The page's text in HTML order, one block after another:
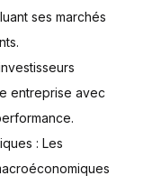
ses marchés
entreprise avec
: Les